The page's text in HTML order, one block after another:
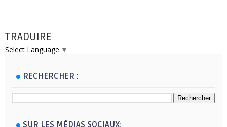
TRADUIRE
Select Language ▼
RECHERCHER :